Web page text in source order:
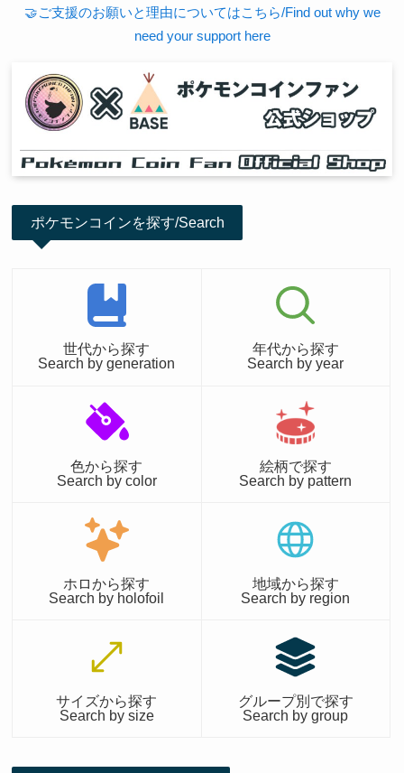
🤝ご支援のお願いと理由についてはこちら/Find out why we
need your support here
ポケモンコインを探す/Search
世代から探す
Search by generation
年代から探す
Search by year
色から探す
Search by color
絵柄で探す
Search by pattern
ホロから探す
Search by holofoil
地域から探す
Search by region
サイズから探す
Search by size
グループ別で探す
Search by group